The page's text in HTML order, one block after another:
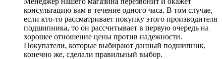
консультацию вам в течение одного часа. В том случае,
если кто-то рассматривает покупку этого производителя
подшипника, то он рассчитывает в первую очередь на
хорошее отношение цены против надежности.
Покупатели, которые выбирают данный подшипник,
конечно же, сделали правильный выбор.